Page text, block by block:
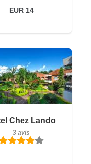
EUR 14
Chez Lando
3 avis
inclus
3 avis